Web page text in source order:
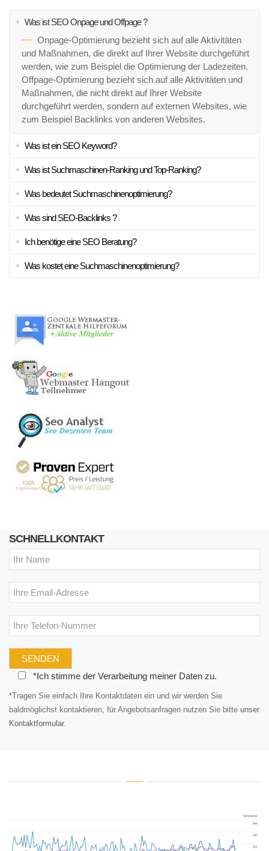
Was ist SEO Onpage und Offpage ?
Onpage-Optimierung bezieht sich auf alle Aktivitäten
und Maßnahmen, die direkt auf Ihrer Website durchgeführt
werden, wie zum Beispiel die Optimierung der Ladezeiten.
Offpage-Optimierung bezieht sich auf alle Aktivitäten und
Maßnahmen, die nicht direkt auf Ihrer Website
durchgeführt werden, sondern auf externen Websites, wie
zum Beispiel Backlinks von anderen Websites.
Was ist ein SEO Keyword?
Was ist Suchmaschinen-Ranking und Top-Ranking?
Was bedeutet Suchmaschinenoptimierung?
Was sind SEO-Backlinks ?
Ich benötige eine SEO Beratung?
Was kostet eine Suchmaschinenoptimierung?
SCHNELLKONTAKT
Name:
Email:
Telefon:
Datenschutz:
*Ich stimme der Verarbeitung meiner Daten zu.
*Tragen Sie einfach Ihre Kontaktdaten ein und wir werden Sie
baldmöglichst kontaktieren, für Angebotsanfragen nutzen Sie bitte unser
Kontaktformular.